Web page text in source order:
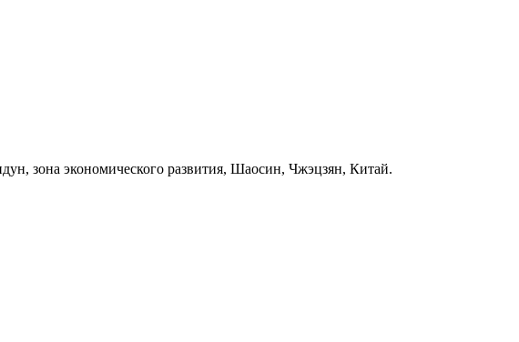
зона экономического развития, Шаосин, Чжэцзян, Китай.